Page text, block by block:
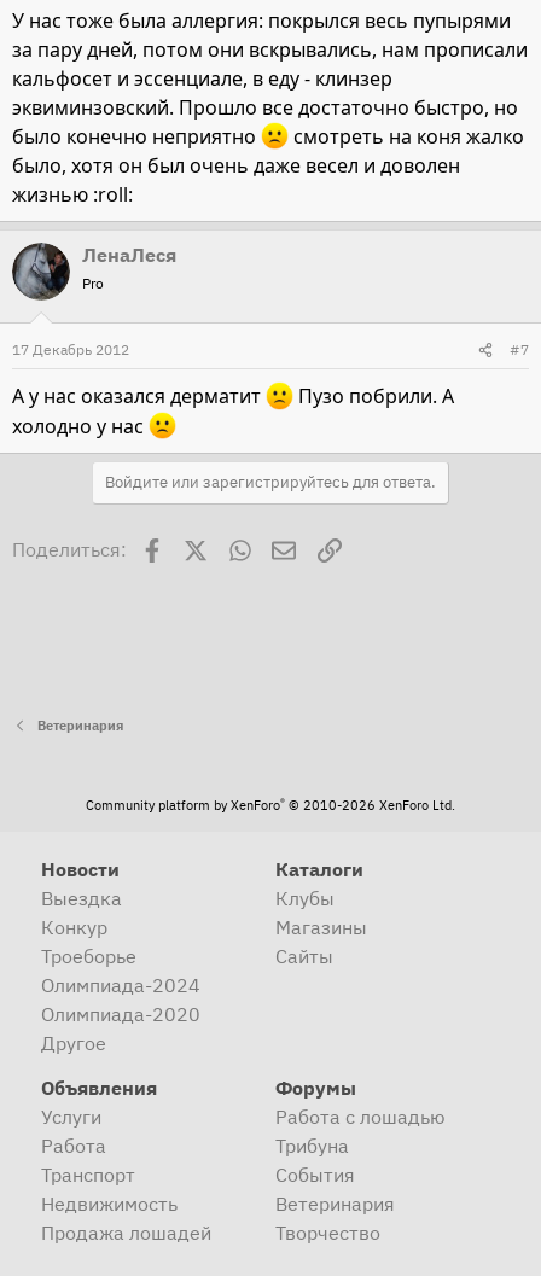
У нас тоже была аллергия: покрылся весь пупырями
за пару дней, потом они вскрывались, нам прописали
кальфосет и эссенциале, в еду - клинзер
эквиминзовский. Прошло все достаточно быстро, но
было конечно неприятно
смотреть на коня жалко
было, хотя он был очень даже весел и доволен
жизнью :roll:
ЛенаЛеся
Pro
17 Декабрь 2012 #7
А у нас оказался дерматит
Пузо побрили. А
холодно у нас
Войдите или зарегистрируйтесь для ответа.
Поделиться: Facebook WhatsAppЭлектронная почта
Ссылка
Ветеринария
Community platform by XenForo® © 2010-2026 XenForo Ltd.
Новости
Выездка
Конкур
Троеборье
Олимпиада-2024
Олимпиада-2020
Другое
Каталоги
Клубы
Магазины
Сайты
Объявления
Услуги
Работа
Транспорт
Недвижимость
Продажа лошадей
Форумы
Работа с лошадью
Трибуна
События
Ветеринария
Творчество